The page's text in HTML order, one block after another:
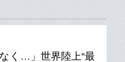
く…」世界陸上“最